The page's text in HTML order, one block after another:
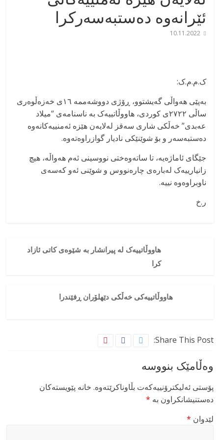
ئێرانەوە دەستبەسەرکرا
10.11.2022
ک.م.م.ک:
بەپێی هەواڵی گەیشتوو، ڕۆژی دووشەممە ١٦ی خەزەڵوەری
ساڵی ۲۷۲۲ی کوردی، هاووڵاتییەک بە ناسنامەی “میلاد
عەبدی” خەڵکی شاری سەقز لەلایەن هێزە ئەمنییەکانەوە
دەستبەسەر و بۆ شوێنێکی نادیار گوازراوەتەوە.
جێگای ئاماژەیە، تا ساتەوەختی نووسینی ئەم هەواڵە، هیچ
زانیارییەک لەبارەی چارەنووس و شوێنی ئەو کەسەی
ناوبراوەوە نییە.
ر.خ
هاووڵاتییەک لە پیرانشار بە شێوەی کاتی ئازاد
کرا
هاووڵاتییەکی خەڵکی دێهلۆران ڕفێندرا
Share This Post:
وەڵامێک بنووسە
پۆستی ئەلیکترۆنییەکەت بڵاوناکرێتەوە. خانە پێویستەکان
دەستنیشانکراون بە *
لێدوان *